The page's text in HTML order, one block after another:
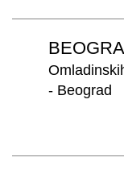
PRETRAŽITE
ZAKAŽITE
SASTANAK
SA NAŠIM
ARHITEKTOM
SR
- Beograd